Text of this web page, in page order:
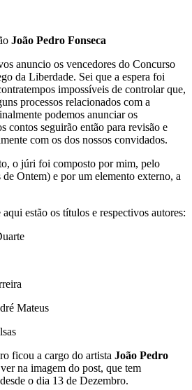
João Pedro Fonseca
anuncio os vencedores do Concurso
da Liberdade. Sei que a espera foi
impossíveis de controlar que,
processos relacionados com a
podemos anunciar os
contos seguirão então para revisão e
com os dos nossos convidados.
o júri foi composto por mim, pelo
Ontem) e por um elemento externo, a
estão os títulos e respectivos autores:
Mateus
ficou a cargo do artista João Pedro
na imagem do post, que tem
o dia 13 de Dezembro.